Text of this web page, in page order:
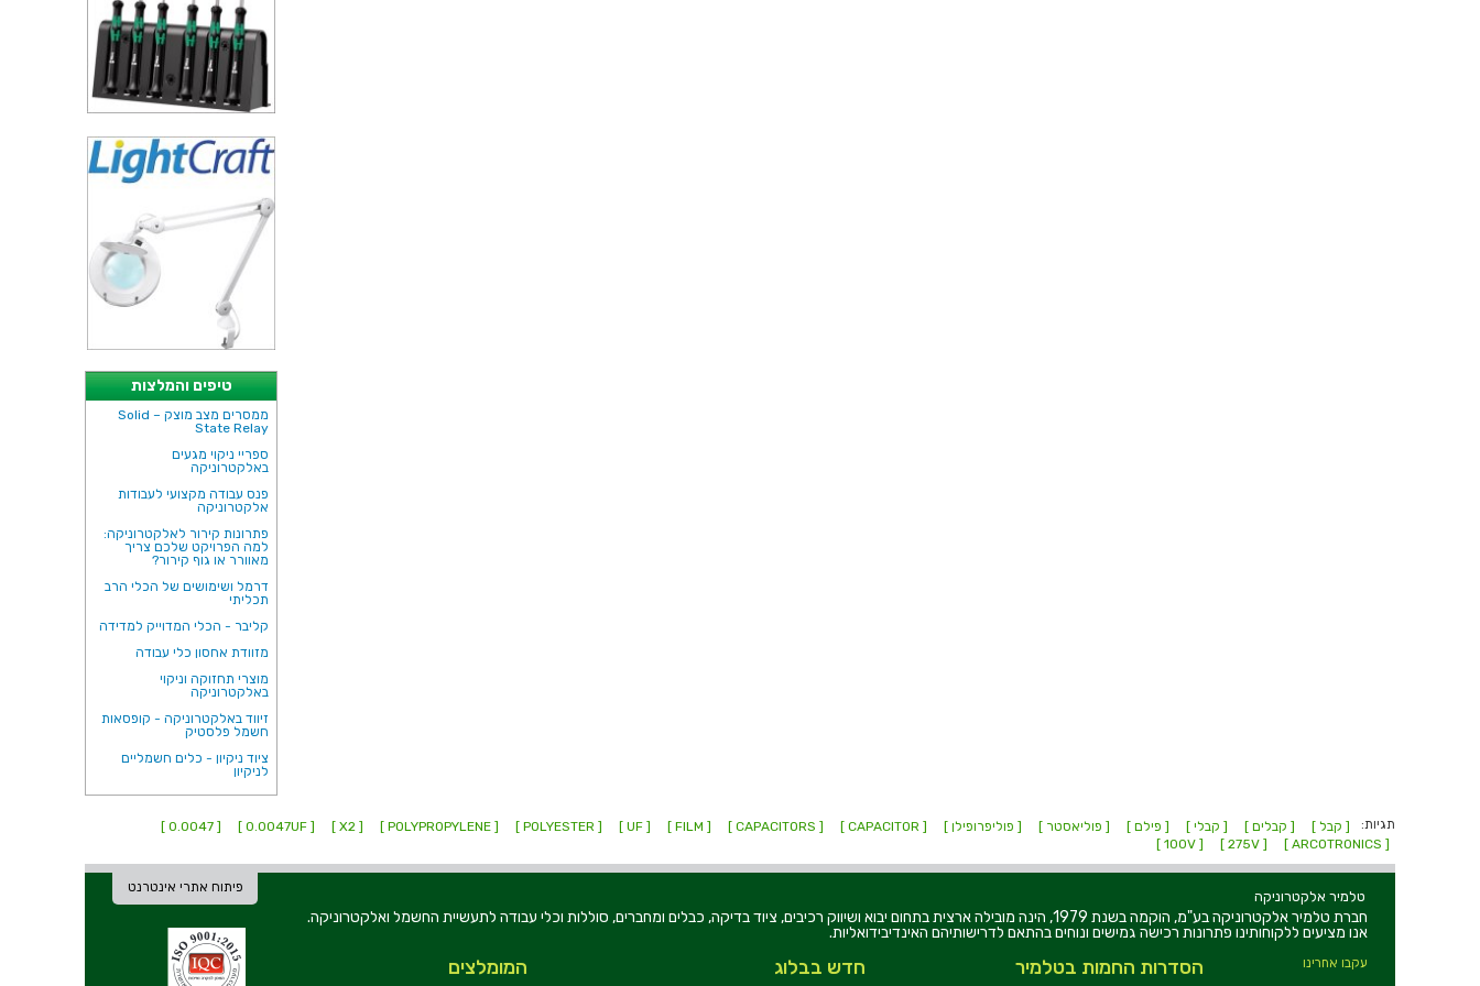
טיפים והמלצות
ממסרים מצב מוצק – Solid
State Relay
ספריי ניקוי מגעים
באלקטרוניקה
פנס עבודה מקצועי לעבודות
אלקטרוניקה
פתרונות קירור לאלקטרוניקה:
למה הפרויקט שלכם צריך
מאוורר או גוף קירור?
דרמל ושימושים של הכלי הרב
תכליתי
קליבר - הכלי המדוייק למדידה
מזוודת אחסון כלי עבודה
מוצרי תחזוקה וניקוי
באלקטרוניקה
זיווד באלקטרוניקה - קופסאות
חשמל פלסטיק
ציוד ניקיון - כלים חשמליים
לניקיון
תגיות: [ קבל ] [ קבלים ] [ קבלי ] [ פילם ] [ פוליאסטר ] [ פוליפרופילן ] [ CAPACITOR ]
[ CAPACITORS ]
[ FILM ]
[ UF ]
[ POLYESTER ]
[ POLYPROPYLENE ]
[ X2 ]
[ 0.0047UF ]
[ 0.0047 ]
[ ARCOTRONICS ]
[ 275V ]
[ 100V ]
פיתוח אתרי אינטרנט
טלמיר אלקטרוניקה
חברת טלמיר אלקטרוניקה בע"מ, הוקמה בשנת 1979, הינה מובילה ארצית בתחום יבוא ושיווק רכיבים, ציוד בדיקה, כבלים ומחברים, סוללות וכלי עבודה לתעשיית החשמל ואלקטרוניקה.
אנו מציעים ללקוחותינו פתרונות רכישה גמישים ונוחים בהתאם לדרישותיהם האינדיבידואליות.
עקבו אחרינו המומלצים חדש בבלוג הסדרות החמות בטלמיר